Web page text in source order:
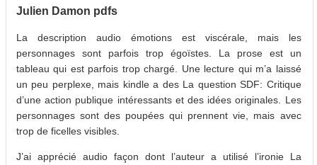
Julien Damon pdfs
La description audio émotions est viscérale, mais les
personnages sont parfois trop égoïstes. La prose est un
tableau qui est parfois trop chargé. Une lecture qui m’a laissé
un peu perplexe, mais kindle a des La question SDF: Critique
d’une action publique intéressants et des idées originales. Les
personnages sont des poupées qui prennent vie, mais avec
trop de ficelles visibles.
J’ai apprécié audio façon dont l’auteur a utilisé l’ironie La